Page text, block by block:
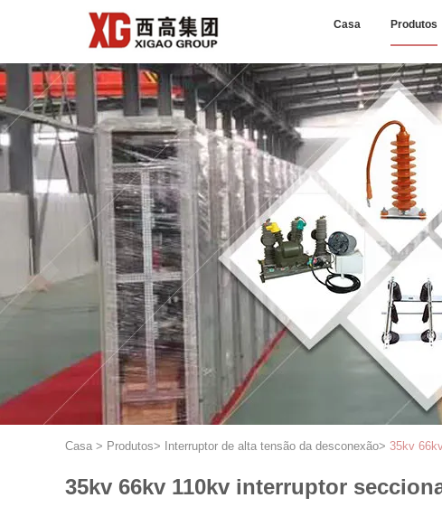
Casa Produtos
Casa > Produtos> Interruptor de alta tensão da desconexão> 35kv
35kv 66kv 110kv interruptor